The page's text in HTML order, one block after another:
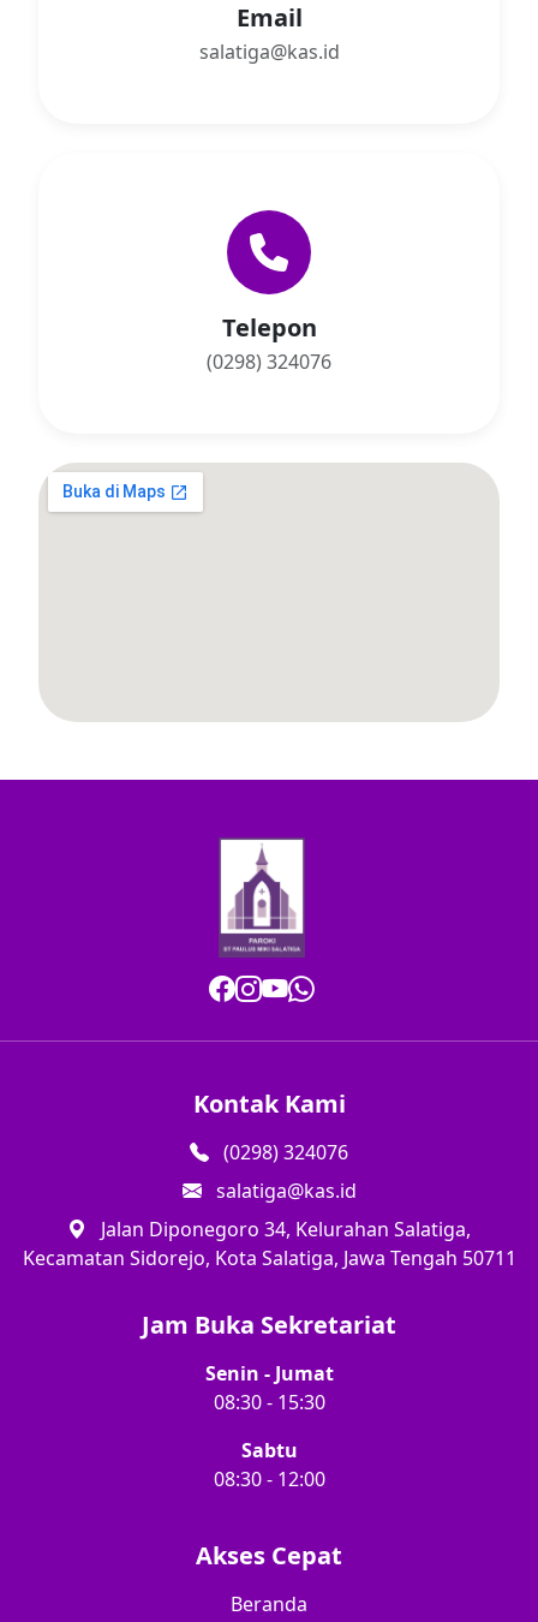
Email
salatiga@kas.id
Telepon
(0298) 324076
Kontak Kami
(0298) 324076
salatiga@kas.id
Jalan Diponegoro 34, Kelurahan Salatiga,
Kecamatan Sidorejo, Kota Salatiga, Jawa Tengah 50711
Jam Buka Sekretariat
Senin - Jumat
08:30 - 15:30
Sabtu
08:30 - 12:00
Akses Cepat
Beranda